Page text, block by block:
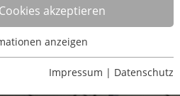
akzeptieren
grundlegende Funktionen der
anzeigen
Impressum | Datenschutz